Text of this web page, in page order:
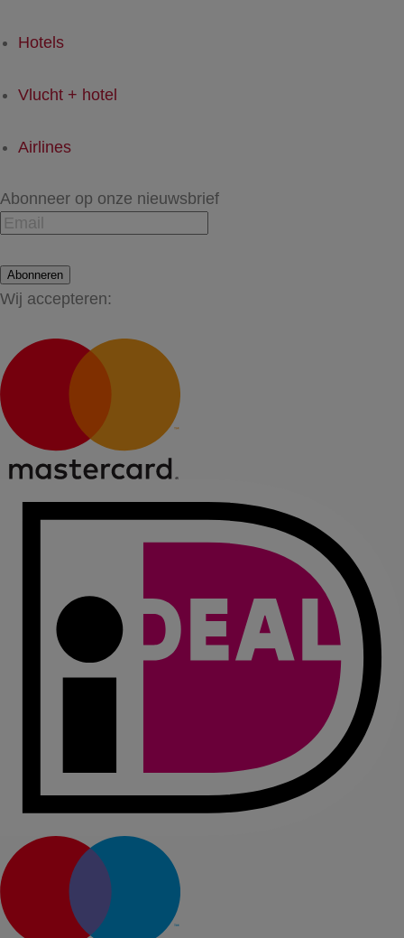
Hotels
Vlucht + hotel
Airlines
Abonneer op onze nieuwsbrief
Abonneren
Wij accepteren: